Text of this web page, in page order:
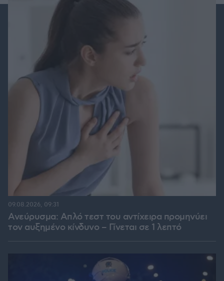
Ανεύρυσμα: Απλό τεστ του αντίχειρα προμηνύει
τον αυξημένο κίνδυνο – Γίνεται σε 1 λεπτό
09.08.2026, 09:31